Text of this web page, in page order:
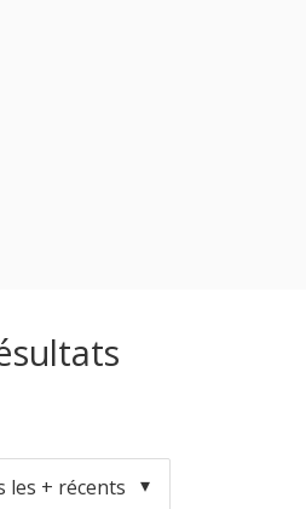
les + récents